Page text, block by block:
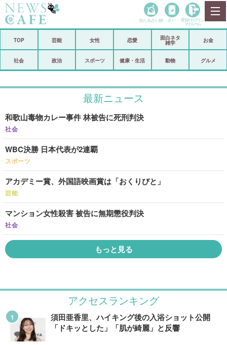
政治
スポーツ
恋愛 ビックリ
コメントポスト アリ／ナシ
リリース
当たる占い師 占い 登録• ログイン
マイルーム
TOP 芸能 女性 恋愛
面白ネタ
雑学
お金
社会 政治 スポーツ 健康・生活 動物 グルメ
最新ニュース
和歌山毒物カレー事件 林被告に死刑判決
社会
WBC決勝 日本代表が2連覇
スポーツ
アカデミー賞、外国語映画賞は「おくりびと」
芸能
マンション女性殺害 被告に無期懲役判決
社会
もっと見る
アクセスランキング
須田亜香里、ハイキング後の入浴ショット公開
「ドキッとした」「肌が綺麗」と反響